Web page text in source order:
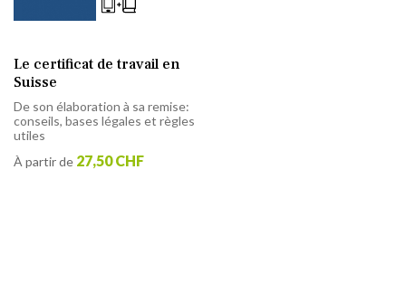
Le certificat de travail en
Suisse
De son élaboration à sa remise:
conseils, bases légales et règles
utiles
À partir de 27,50 CHF